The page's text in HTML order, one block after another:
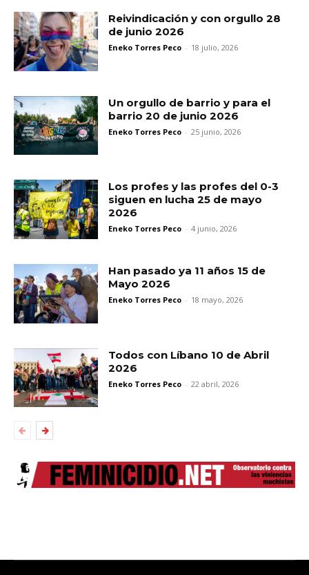
Reivindicación y con orgullo 28
de junio 2026
Eneko Torres Peco - 18 julio, 2026
Un orgullo de barrio y para el
barrio 20 de junio 2026
Eneko Torres Peco - 25 junio, 2026
Los profes y las profes del 0-3
siguen en lucha 25 de mayo
2026
Eneko Torres Peco - 4 junio, 2026
Han pasado ya 11 años 15 de
Mayo 2026
Eneko Torres Peco - 18 mayo, 2026
Todos con Líbano 10 de Abril
2026
Eneko Torres Peco - 22 abril, 2026